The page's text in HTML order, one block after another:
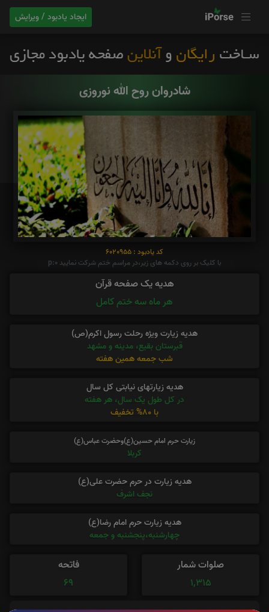
ایجاد یادبود / ویرایش
شادروان روح الله نوروزی
کد یادبود : 6020955
با کلیک بر روی دکمه های زیر،در مراسم ختم شرکت نمایید p:0
هدیه یک صفحه قرآن
هر ماه سه ختم کامل
هدیه زیارت ویژه رحلت رسول اکرم(ص)
قبرستان بقیع، مدینه و مشهد
شب جمعه همین هفته
هدیه زیارتهای نیابتی کل سال
در کل طول یک سال، هر هفته
با 80% تخفیف
زیارت حرم امام حسین(ع)وحضرت عباس(ع)
کربلا
هدیه زیارت در حرم حضرت علی(ع)
نجف اشرف
هدیه زیارت حرم امام رضا(ع)
چهارشنبه،پنجشنبه و جمعه
صلوات شمار
1,315
فاتحه
69